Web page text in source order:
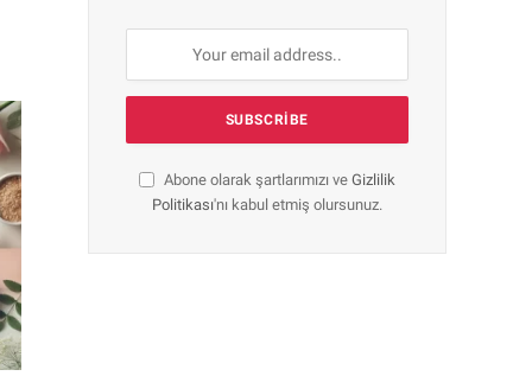
Abone olarak şartlarımızı ve Gizlilik
Politikası'nı kabul etmiş olursunuz.